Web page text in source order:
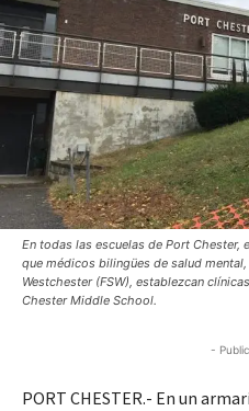
En todas las escuelas de Port
que médicos bilingües de salud
Westchester (FSW), establezcan
Chester Middle School.
-
PORT CHESTER.- En un